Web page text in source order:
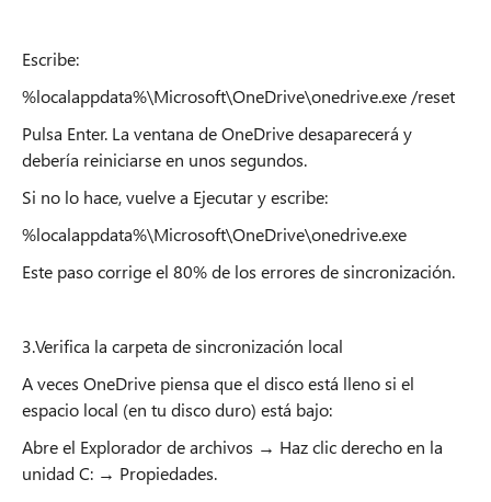
Escribe:
%localappdata%\Microsoft\OneDrive\onedrive.exe /reset
Pulsa Enter. La ventana de OneDrive desaparecerá y
debería reiniciarse en unos segundos.
Si no lo hace, vuelve a Ejecutar y escribe:
%localappdata%\Microsoft\OneDrive\onedrive.exe
Este paso corrige el 80% de los errores de sincronización.
3.Verifica la carpeta de sincronización local
A veces OneDrive piensa que el disco está lleno si el
espacio local (en tu disco duro) está bajo:
Abre el Explorador de archivos → Haz clic derecho en la
unidad C: → Propiedades.